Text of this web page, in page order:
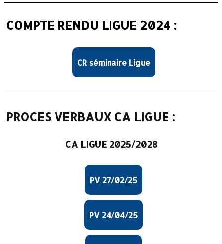
COMPTE RENDU LIGUE 2024 :
CR séminaire Ligue
PROCES VERBAUX CA LIGUE :
CA LIGUE 2025/2028
PV 27/02/25
PV 24/04/25